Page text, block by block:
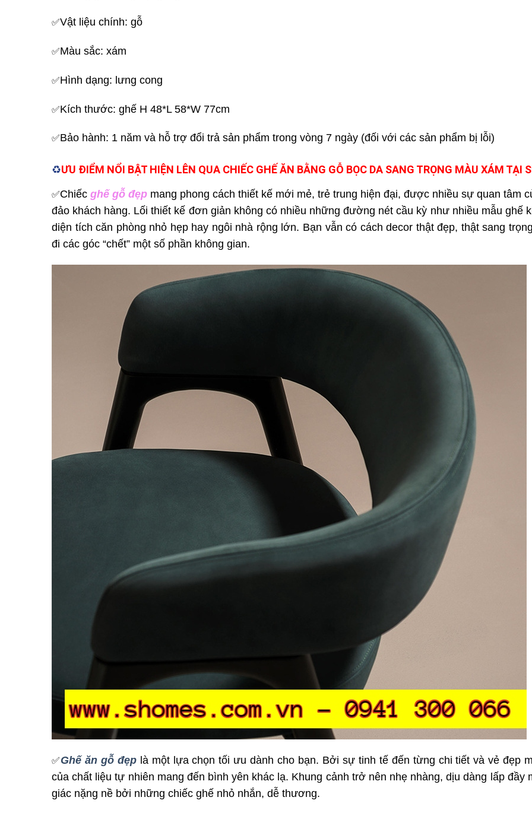
✅Vật liệu chính: gỗ
✅Màu sắc: xám
✅Hình dạng: lưng cong
✅Kích thước: ghế H 48*L 58*W 77cm
✅Bảo hành: 1 năm và hỗ trợ đổi trả sản phẩm trong vòng 7 ngày (đối với các sản phẩm bị lỗi)
♻️ƯU ĐIỂM NỔI BẬT HIỆN LÊN QUA CHIẾC GHẾĂN BẰNG GỖ BỌC DA SANG TRỌNG MÀU XÁM TẠI
✅Chiếc ghế gỗ đẹp mang phong cách thiết kế mới mẻ, trẻ trung hiện đại, được nhiều sự quan tâm
đảo khách hàng. Lối thiết kế đơn giản không có nhiều những đường nét cầu kỳ như nhiều mẫu ghế
diện tích căn phòng nhỏ hẹp hay ngôi nhà rộng lớn. Bạn vẫn có cách decor thật đẹp, thật sang
đi các góc “chết” một số phần không gian.
✅Ghế ăn gỗ đẹplà một lựa chọn tối ưu dành cho bạn. Bởi sự tinh tế đến từng chi tiết và vẻ đẹp
của chất liệu tự nhiên mang đến bình yên khác lạ. Khung cảnh trở nên nhẹ nhàng, dịu dàng lấp đầy
giác nặng nề bởi những chiếc ghế nhỏ nhắn, dễ thương.